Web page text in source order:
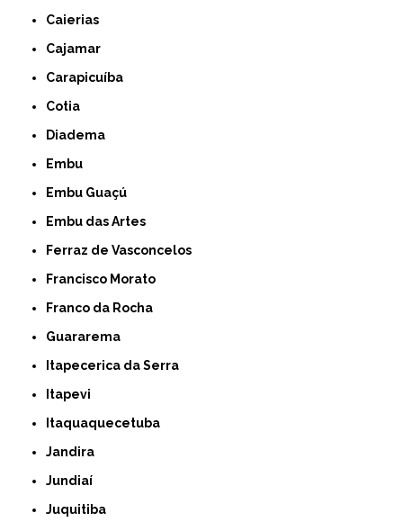
Caierias
Cajamar
Carapicuíba
Cotia
Diadema
Embu
Embu Guaçú
Embu das Artes
Ferraz de Vasconcelos
Francisco Morato
Franco da Rocha
Guararema
Itapecerica da Serra
Itapevi
Itaquaquecetuba
Jandira
Jundiaí
Juquitiba